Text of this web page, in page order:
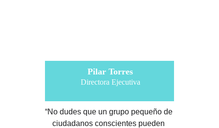
Pilar Torres
Directora Ejecutiva
“No dudes que un grupo pequeño de
ciudadanos conscientes pueden